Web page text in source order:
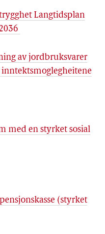
Langtidsplan
av jordbruksvarer
med en styrket sosial
(styrket